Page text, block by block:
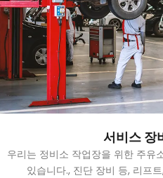
서비스 장
우리는 정비소 작업장을 위한 주유
있습니다., 진단 장비 등, 리프